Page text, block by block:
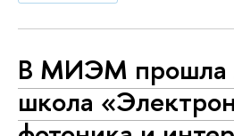
В МИЭМ прошла
школа